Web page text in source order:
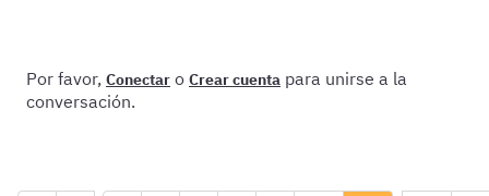
Por favor, Conectar o Crear cuenta para unirse a la
conversación.